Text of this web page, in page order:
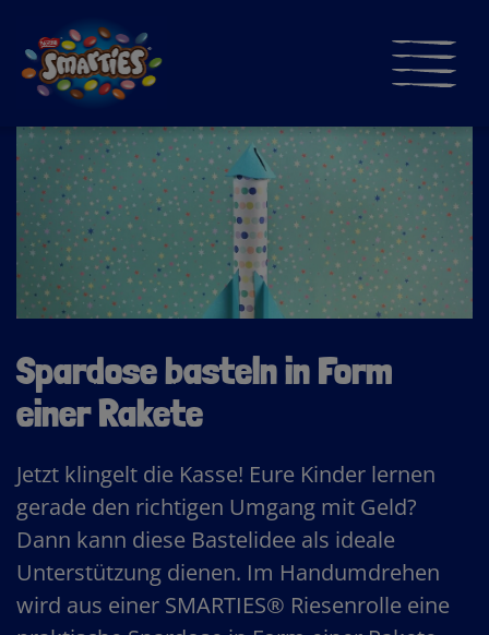
Inhalt
Main
≡
Spardose basteln in Form
einer Rakete
Jetzt klingelt die Kasse! Eure Kinder lernen
gerade den richtigen Umgang mit Geld?
Dann kann diese Bastelidee als ideale
Unterstützung dienen. Im Handumdrehen
wird aus einer SMARTIES® Riesenrolle eine